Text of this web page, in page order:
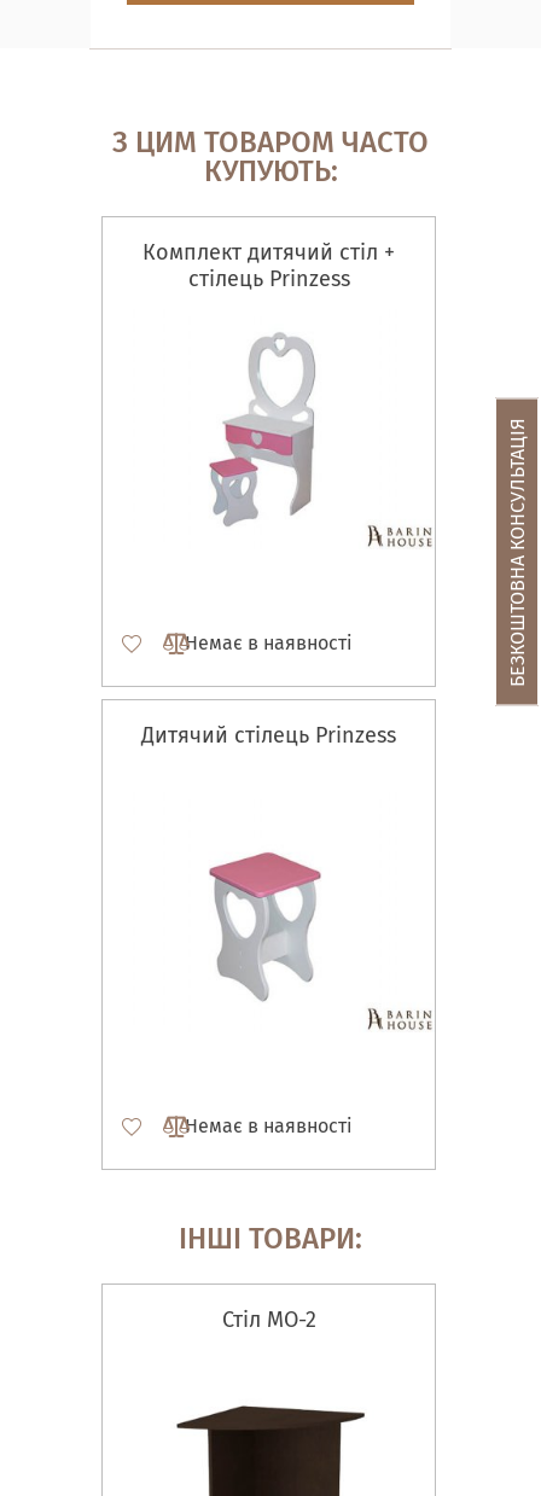
З ЦИМ ТОВАРОМ ЧАСТО
КУПУЮТЬ:
Комплект дитячий стіл +
стілець Prinzess
Немає в наявності
Дитячий стілець Prinzess
Немає в наявності
ІНШІ ТОВАРИ:
Стіл МО-2
БЕЗКОШТОВНА КОНСУЛЬТАЦІЯ